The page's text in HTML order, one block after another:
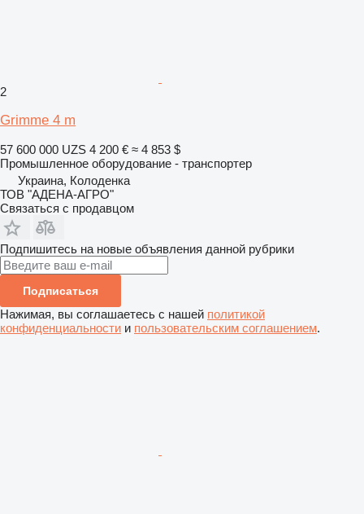
2
Grimme 4 m
57 600 000 UZS 4 200 € ≈ 4 853 $
Промышленное оборудование - транспортер
Украина, Колоденка
ТОВ "АДЕНА-АГРО"
Связаться с продавцом
Подпишитесь на новые объявления данной рубрики
Подписаться
Нажимая, вы соглашаетесь с нашей политикой
конфиденциальности и пользовательским соглашением.